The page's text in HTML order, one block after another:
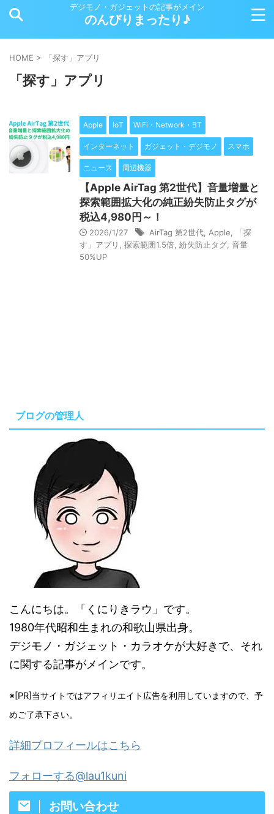
デジモノ・ガジェットの記事がメイン
のんびりまったり♪
HOME > 「探す」アプリ
「探す」アプリ
Apple IoT WiFi・Network・BT
インターネット ガジェット・デジモノ スマホ
ニュース 周辺機器
【Apple AirTag 第2世代】音量増量と
探索範囲拡大化の純正紛失防止タグが
税込4,980円～！
2026/1/27 AirTag 第2世代 Apple
「探
す」アプリ
探索範囲1.5倍 紛失防止タグ 音量
50%UP
ブログの管理人
こんにちは。「くにりきラウ」です。
1980年代昭和生まれの和歌山県出身。
デジモノ・ガジェット・カラオケが大好きで、それ
に関する記事がメインです。
※[PR]当サイトではアフィリエイト広告を利用していますので、予
めご了承下さい。
詳細プロフィールはこちら
フォローする@lau1kuni
お問い合わせ